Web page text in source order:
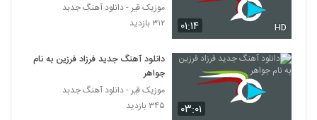
5747
دانلود آهنگ جدید و زیبای محمد خدابنده با نام
پیشم بمون
آهنگ نه نرو (رمیکس جدید) از سیروان
خسروی(پاپ)
۲۸۰ بازدید
۰۱:۱۴ HD
موزیک قیر - دانلود آهنگ جدبد
۳۱۲ بازدید
۰۳:۰۱
دانلود آهنگ جدید فرزاد فرزین به نام
جواهر
موزیک قیر - دانلود آهنگ جدبد
۳۴۵ بازدید